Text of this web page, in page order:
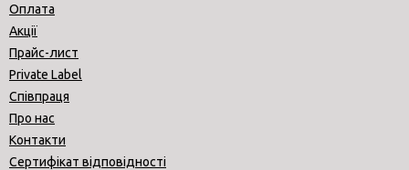
Оплата
Акції
Прайс-лист
Private Label
Співпраця
Про нас
Контакти
Сертифікат відповідності